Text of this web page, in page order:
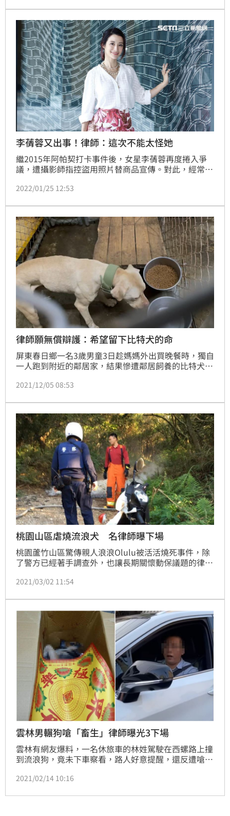
評，小心會成立誹謗罪喔」。
李蒨蓉又出事！律師：這次不能太怪她
繼2015年阿帕契打卡事件後，女星李蒨蓉再度捲入爭
議，遭攝影師指控盜用照片替商品宣傳。對此，經常關
得這次應該不能太怪她」。
2022/01/25 12:53
律師願無償辯護：希望留下比特犬的命
屏東春日鄉一名3歲男童3日趁媽媽外出買晚餐時，獨自
一人跑到附近的鄰居家，結果慘遭鄰居飼養的比特犬攻
童媽媽未盡照顧責任，放任小孩獨自在外面亂跑，相關
頤就呼籲「請大家不要再批評比特犬案中的媽媽了，她
已經為了她的疏忽付出了最大最大的代價」，認為現在
只需就事論事，保住比特犬的命，並好好檢討與研擬危
險動物的飼養管
2021/12/05 08:53
桃園山區虐燒流浪犬 名律師曝下場
桃園蘆竹山區驚傳親人浪浪Olulu被活活燒死事件，除
了警方已經著手調查外，也讓長期關懷動保議題的律師
示，如果放火的人是故意的行為，將分別涉及「虐殺動
2021/03/02 11:54
雲林男輾狗嗆「畜生」律師曝光3下場
雲林有網友爆料，一名休旅車的林姓駕駛在西螺路上撞
到流浪狗，竟未下車察看，路人好意提醒，還反遭嗆
超傻眼，氣憤灌爆男子臉書！現在更有律師跳出來發
希望大家不要知法犯法。
2021/02/14 10:16